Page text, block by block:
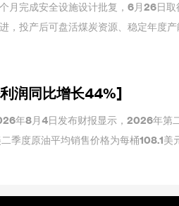
月完成安全设施设计批复，6月26日
，投产后可盘活煤炭资源、稳定年度
润同比增长44%]
年8月4日发布财报显示，2026年第
季度原油平均销售价格为每桶108.1